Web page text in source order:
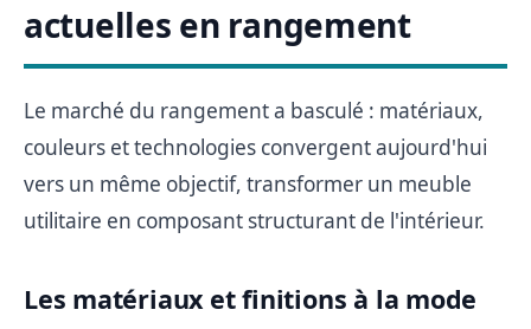
actuelles en rangement
Le marché du rangement a basculé : matériaux,
couleurs et technologies convergent aujourd'hui
vers un même objectif, transformer un meuble
utilitaire en composant structurant de l'intérieur.
Les matériaux et finitions à la mode